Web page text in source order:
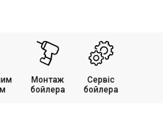
Монтаж
бойлера
Сервіс
бойлера